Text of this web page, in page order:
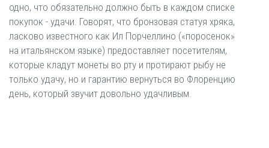
одно, что обязательно должно быть в каждом списке
покупок - удачи. Говорят, что бронзовая статуя хряка,
ласково известного как Ил Порчеллино («поросенок»
на итальянском языке) предоставляет посетителям,
которые кладут монеты во рту и протирают рыбу не
только удачу, но и гарантию вернуться во Флоренцию
день, который звучит довольно удачливым.